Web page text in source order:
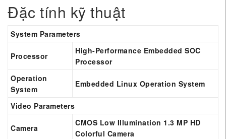
Đặc tính kỹ thuật
System Parameters
Processor
High-Performance Embedded SOC
Processor
Operation
System
Embedded Linux Operation System
Video Parameters
Camera
CMOS Low Illumination 1.3 MP HD
Colorful Camera